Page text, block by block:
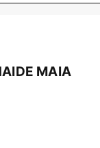
MAIA